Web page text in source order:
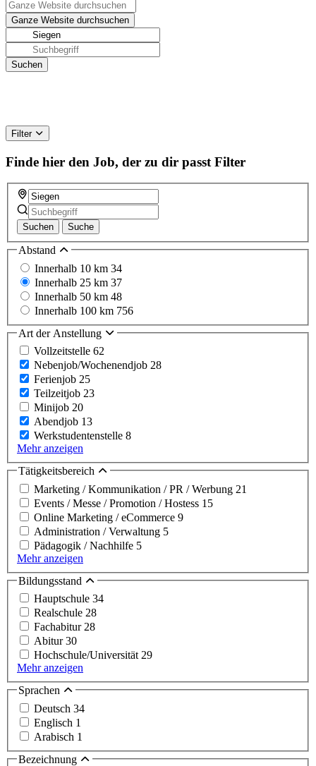
Filter
Finde hier den Job, der zu dir passt Filter
Suchen Suche
Abstand
Innerhalb 10 km 34
Innerhalb 25 km 37
Innerhalb 50 km 48
Innerhalb 100 km 756
Art der Anstellung
Vollzeitstelle 62
Nebenjob/Wochenendjob 28
Ferienjob 25
Teilzeitjob 23
Minijob 20
Abendjob 13
Werkstudentenstelle 8
Mehr anzeigen
Tätigkeitsbereich
Marketing / Kommunikation / PR / Werbung 21
Events / Messe / Promotion / Hostess 15
Online Marketing / eCommerce 9
Administration / Verwaltung 5
Pädagogik / Nachhilfe 5
Mehr anzeigen
Bildungsstand
Hauptschule 34
Realschule 28
Fachabitur28
Abitur30
Hochschule/Universität29
Mehr anzeigen
Sprachen
Deutsch 34
Englisch 1
Arabisch 1
Bezeichnung